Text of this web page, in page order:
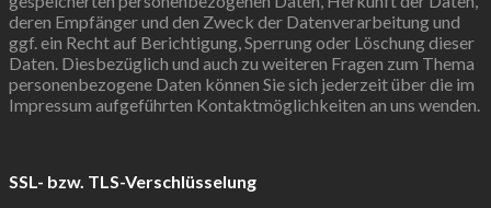
deren Empfänger und den Zweck der Datenverarbeitung und
ggf. ein Recht auf Berichtigung, Sperrung oder Löschung dieser
Daten. Diesbezüglich und auch zu weiteren Fragen zum Thema
personenbezogene Daten können Sie sich jederzeit über die im
Impressum aufgeführten Kontaktmöglichkeiten an uns wenden.
SSL- bzw. TLS-Verschlüsselung